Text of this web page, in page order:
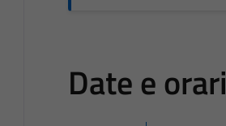
Date e orari